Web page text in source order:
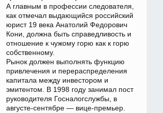
А главным в профессии следователя,
как отмечал выдающийся российский
юрист 19 века Анатолий Федорович
Кони, должна быть справедливость и
отношение к чужому горю как к горю
собственному.
Рынок должен выполнять функцию
привлечения и перераспределения
капитала между инвестором и
эмитентом. В 1998 году занимал пост
руководителя Госналогслужбы, в
августе-сентябре — вице-премьер.